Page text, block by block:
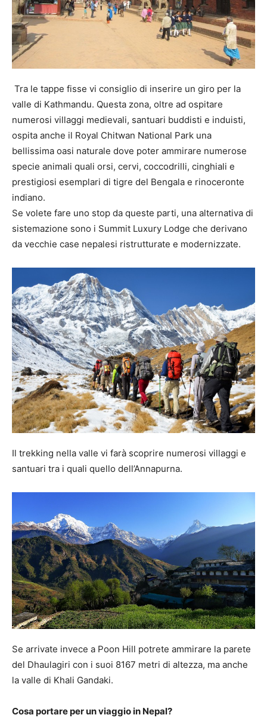
Tra le tappe fisse vi consiglio di inserire un giro per la
valle di Kathmandu. Questa zona, oltre ad ospitare
numerosi villaggi medievali, santuari buddisti e induisti,
ospita anche il Royal Chitwan National Park una
bellissima oasi naturale dove poter ammirare numerose
specie animali quali orsi, cervi, coccodrilli, cinghiali e
prestigiosi esemplari di tigre del Bengala e rinoceronte
indiano.
Se volete fare uno stop da queste parti, una alternativa di
sistemazione sono i Summit Luxury Lodge che derivano
da vecchie case nepalesi ristrutturate e modernizzate.
Il trekking nella valle vi farà scoprire numerosi villaggi e
santuari tra i quali quello dell’Annapurna.
Se arrivate invece a Poon Hill potrete ammirare la parete
del Dhaulagiri con i suoi 8167 metri di altezza, ma anche
la valle di Khali Gandaki.
Cosa portare per un viaggio in Nepal?